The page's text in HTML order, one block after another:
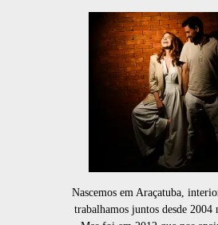
Nascemos em Araçatuba,
trabalhamos juntos desde 2004